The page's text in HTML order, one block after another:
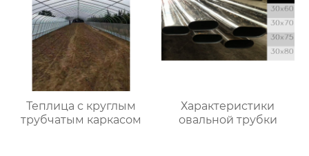
Теплица с круглым
трубчатым каркасом
Характеристики
овальной трубки